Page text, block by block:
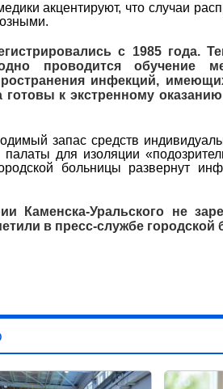
акцентируют, что случаи
с 1985 года.
проводится обучение
инфекций,
готовы к экстренному
запас средств
для изоляции
больницы развернут
Каменска-Уральского не
в пресс-службе городской